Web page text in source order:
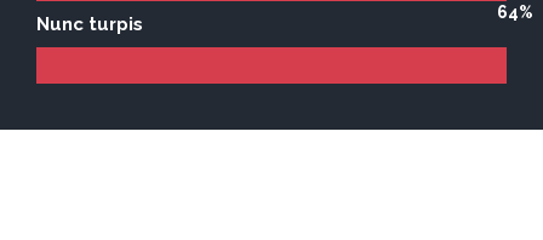
Nunc turpis
64%